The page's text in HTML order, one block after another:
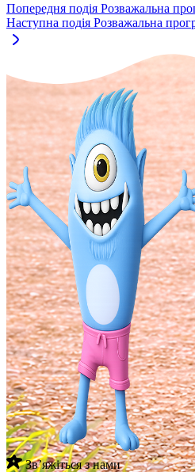
Попередня подія Розважальна
Наступна подія Розважальна
Звʼяжіться з нами